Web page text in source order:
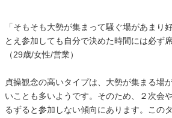
「そもそも大勢が集まって騒ぐ場があまり
とえ参加しても自分で決めた時間には必ず
（29歳/女性/営業）
貞操観念の高いタイプは、大勢が集まる場
いことも多いようです。そのため、２次会
るずると参加しない傾向にあります。この